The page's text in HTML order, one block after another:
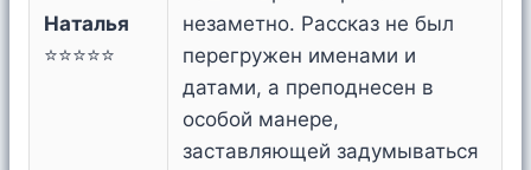
Наталья
⭐⭐⭐⭐⭐
незаметно. Рассказ не был
перегружен именами и
датами, а преподнесен в
особой манере,
заставляющей задумываться